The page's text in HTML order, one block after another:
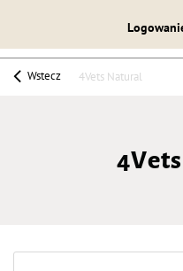
Wstecz 4Vets Natural